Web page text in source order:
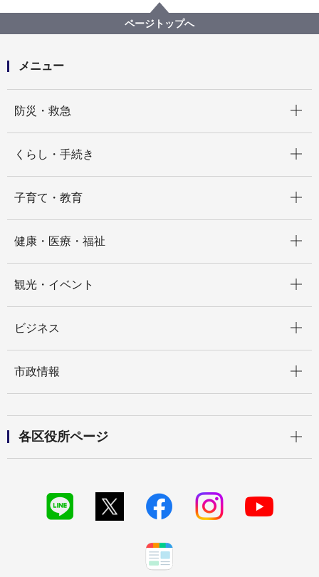
新型コロナウイルス感染症による新たな市内の患者確
認について
ページトップへ
メニュー
防災・救急
くらし・手続き
子育て・教育
健康・医療・福祉
観光・イベント
ビジネス
市政情報
各区役所ページ